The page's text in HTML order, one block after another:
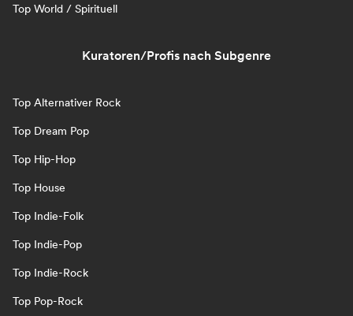
Top World / Spirituell
Kuratoren/Profis nach Subgenre
Top Alternativer Rock
Top Dream Pop
Top Hip-Hop
Top House
Top Indie-Folk
Top Indie-Pop
Top Indie-Rock
Top Pop-Rock